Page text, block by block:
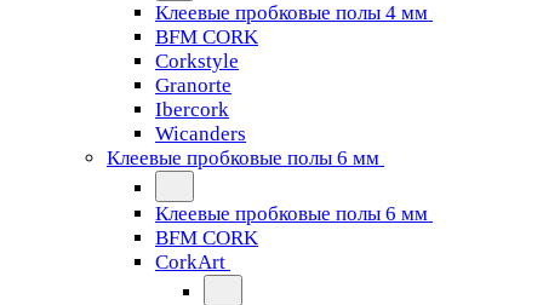
Клеевые пробковые полы 4 мм
BFM CORK
Corkstyle
Granorte
Ibercork
Wicanders
Клеевые пробковые полы 6 мм
Клеевые пробковые полы 6 мм
BFM CORK
CorkArt